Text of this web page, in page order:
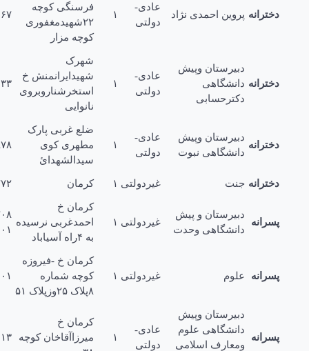
پروین احمدى نژاد
دولتی
۱
فرسنگی کوچه
۲۲شهیدمغفورى
کوچه مزار
۳۴۱۵۰۶۷
دبیرستان وپیش
دانشگاهی
دکترحسابی
عادی-
۱
شهیدایرانمنش خ
استخرشناروبروى
۳۲۲۵۶۳۳
دبیرستان وپیش
دانشگاهی نبوت
عادی-
دولتی
۱
ضلع غربی پارک
مطهرى کوى
سیدالشهدائ
۲۵۱۴۸۷۸
جنت غیردولتی ۱ کرمان ۳۲۱۱۷۷۲
دبیرستان و پیش
دانشگاهی وحدت
غیردولتی ۱
کرمان خ
احمدغربی نرسیده
۲۵۲۰۱۰۱
علوم غیردولتی ۱
کرمان خ -فیروزه
کوچه شماره
۲۵۲۰۱۰۱
دبیرستان وپیش
دانشگاهی علوم
ومعارف اسلامی
عادی-
دولتی
۱
کرمان خ
میرزاآقاخان کوچه
۳۲۲۰۰۱۳